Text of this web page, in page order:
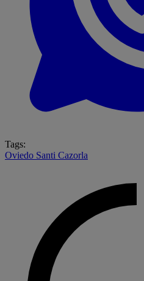
Tags:
Oviedo Santi Cazorla